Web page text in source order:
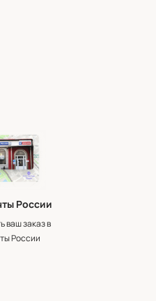
России
ваш заказ в
России